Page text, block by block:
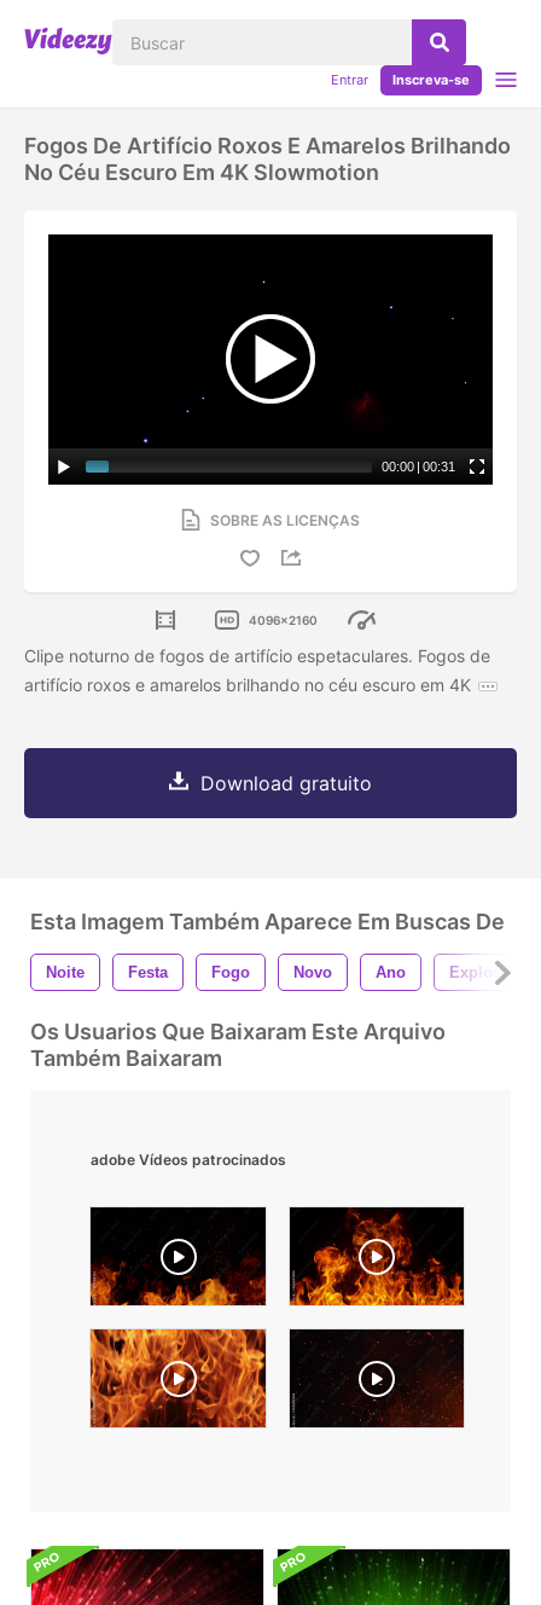
Entrar Inscreva-se
Fogos De Artifício Roxos E Amarelos Brilhando
No Céu Escuro Em 4K Slowmotion
00:00 | 00:31
SOBRE AS LICENÇAS
4096x2160
Clipe noturno de fogos de artifício espetaculares. Fogos de
artifício roxos e amarelos brilhando no céu escuro em 4K
Download gratuito
Esta Imagem Também Aparece Em Buscas De
Noite Festa Fogo Novo Ano Explosão
Os Usuarios Que Baixaram Este Arquivo
Também Baixaram
adobe Vídeos patrocinados